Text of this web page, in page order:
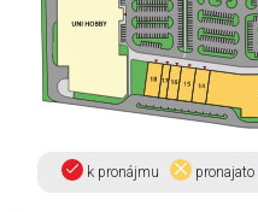
k pronájmu pronajato